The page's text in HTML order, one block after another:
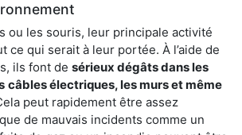
ou les souris, leur principale activité
ce qui serait à leur portée. À l’aide de
ils font de sérieux dégâts dans les
câbles électriques, les murs et même
peut rapidement être assez
de mauvais incidents comme un